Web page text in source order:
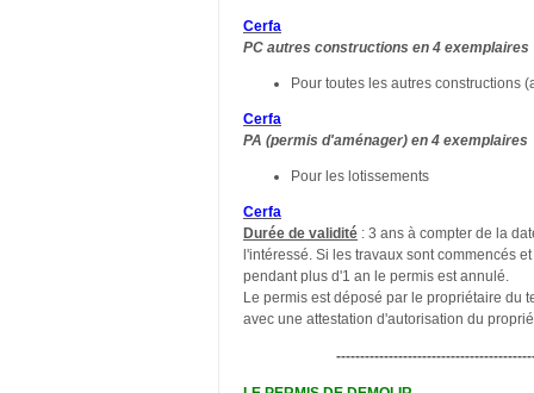
Cerfa
PC autres constructions en 4 exemplaires
Pour toutes les autres constructions
Cerfa
PA (permis d'aménager) en 4 exemplaires
Pour les lotissements
Cerfa
Durée de validité : 3 ans à compter de la
l'intéressé. Si les travaux sont commencés
pendant plus d'1 an le permis est annulé.
Le permis est déposé par le propriétaire du
avec une attestation d'autorisation du